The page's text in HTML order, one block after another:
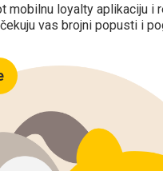
mobilnu loyalty aplikaciju i
vas brojni popusti i